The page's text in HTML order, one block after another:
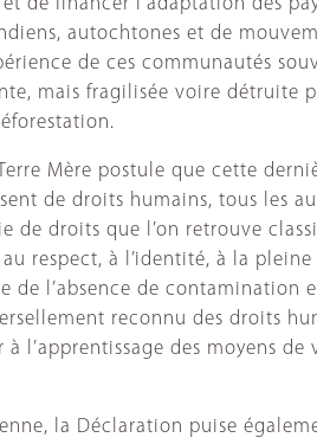
autochtones et de
de ces communautés
mais fragilisée voire détruite
Mère postule que cette
de droits humains, tous les
de droits que l’on retrouve
respect, à l’identité, à la
de l’absence de
reconnu des droits
l’apprentissage des moyens
la Déclaration puise